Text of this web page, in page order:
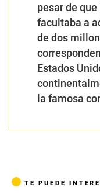
pesar de
facultaba a
de dos
Estados
la famosa
TE PUEDE